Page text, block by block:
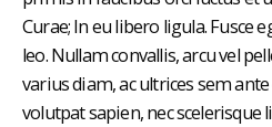
Curae; In eu libero ligula. Fusce
leo. Nullam convallis, arcu vel
varius diam, ac ultrices sem
volutpat sapien, nec scelerisque